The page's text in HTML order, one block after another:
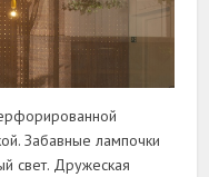
Забавные лампочки
свет. Дружеская